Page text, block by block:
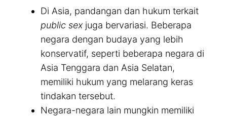
Di Asia, pandangan dan hukum terkait
public sexjuga bervariasi. Beberapa
negara dengan budaya yang lebih
konservatif, seperti beberapa negara di
Asia Tenggara dan Asia Selatan,
memiliki hukum yang melarang keras
tindakan tersebut.
Negara-negara lain mungkin memiliki